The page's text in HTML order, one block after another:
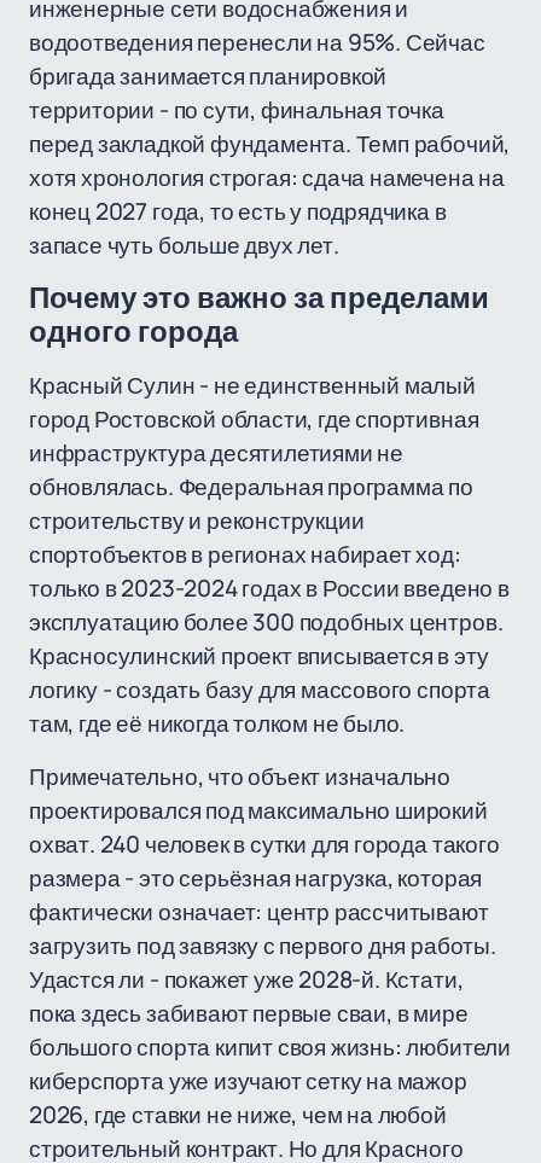
инженерные сети водоснабжения и
водоотведения перенесли на 95%. Сейчас
бригада занимается планировкой
территории - по сути, финальная точка
перед закладкой фундамента. Темп рабочий,
хотя хронология строгая: сдача намечена на
конец 2027 года, то есть у подрядчика в
запасе чуть больше двух лет.
Почему это важно за пределами
одного города
Красный Сулин - не единственный малый
город Ростовской области, где спортивная
инфраструктура десятилетиями не
обновлялась. Федеральная программа по
строительству и реконструкции
спортобъектов в регионах набирает ход:
только в 2023-2024 годах в России введено в
эксплуатацию более 300 подобных центров.
Красносулинский проект вписывается в эту
логику - создать базу для массового спорта
там, где её никогда толком не было.
Примечательно, что объект изначально
проектировался под максимально широкий
охват. 240 человек в сутки для города такого
размера - это серьёзная нагрузка, которая
фактически означает: центр рассчитывают
загрузить под завязку с первого дня работы.
Удастся ли - покажет уже 2028-й. Кстати,
пока здесь забивают первые сваи, в мире
большого спорта кипит своя жизнь: любители
киберспорта уже изучают сетку на мажор
2026, где ставки не ниже, чем на любой
строительный контракт. Но для Красного